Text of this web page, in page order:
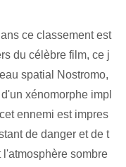
ce classement est
du célèbre film, ce j
spatial Nostromo,
xénomorphe impl
ennemi est impres
de danger et de t
sombre